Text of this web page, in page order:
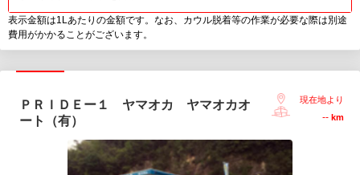
表示金額は1Lあたりの金額です。なお、カウル脱着等の作業が必要な際は別途
費用がかかることがございます。
ＰＲＩＤＥー１ ヤマオカ ヤマオカオ
ート（有）
現在地より
-- km